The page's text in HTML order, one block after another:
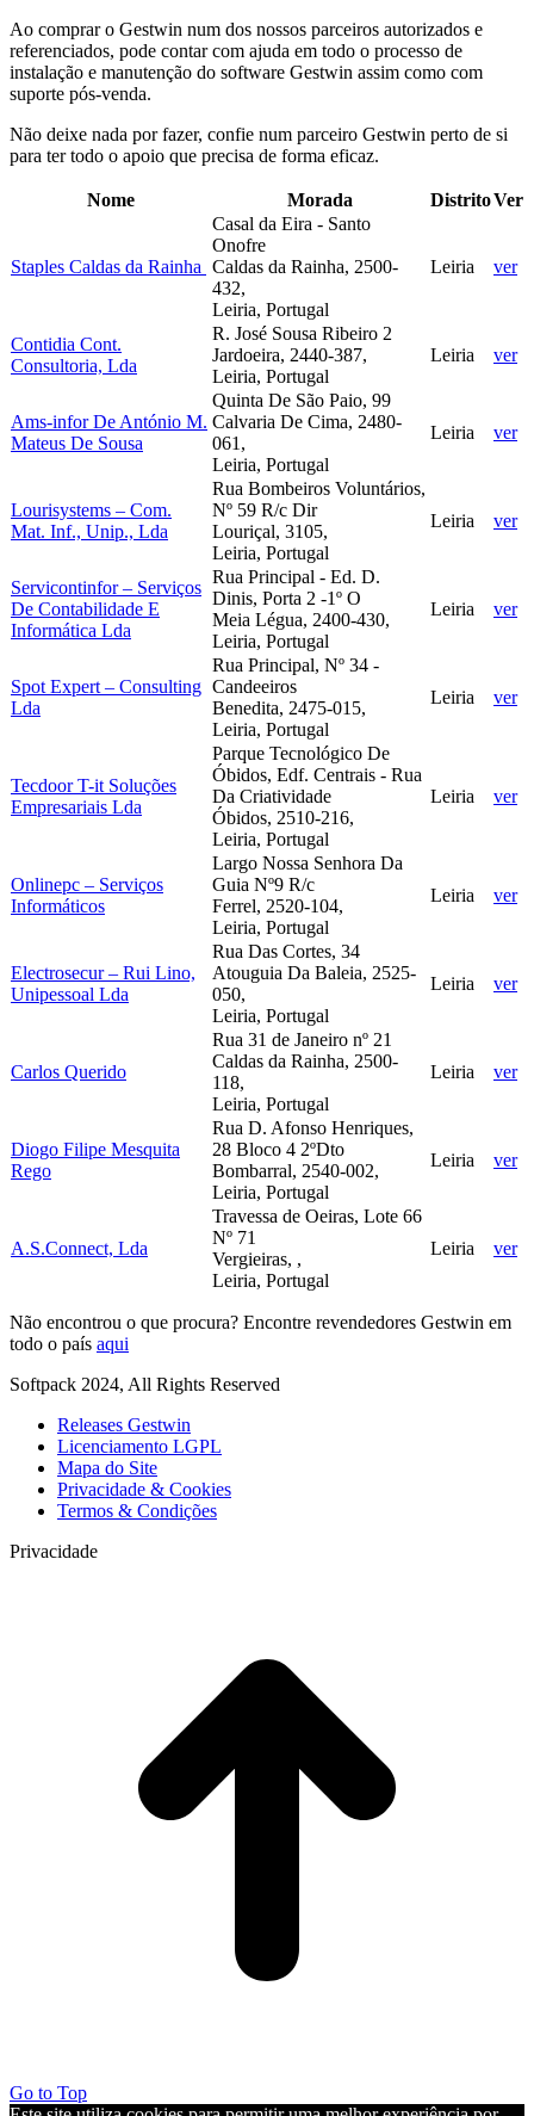
Ao comprar o Gestwin num dos nossos parceiros autorizados e
referenciados, pode contar com ajuda em todo o processo de
instalação e manutenção do software Gestwin assim como com
suporte pós-venda.
Não deixe nada por fazer, confie num parceiro Gestwin perto de si
para ter todo o apoio que precisa de forma eficaz.
Nome Morada DistritoVer
Staples Caldas da Rainha
Casal da Eira - Santo
Onofre
Caldas da Rainha, 2500-
432,
Leiria, Portugal
Leiria ver
Contidia Cont.
Consultoria, Lda
R. José Sousa Ribeiro 2
Jardoeira, 2440-387,
Leiria, Portugal
Leiria ver
Ams-infor De António M.
Mateus De Sousa
Quinta De São Paio, 99
Calvaria De Cima, 2480-
061,
Leiria, Portugal
Leiria ver
Lourisystems – Com.
Mat. Inf., Unip., Lda
Rua Bombeiros Voluntários,
Nº 59 R/c Dir
Louriçal, 3105,
Leiria, Portugal
Leiria ver
Servicontinfor – Serviços
De Contabilidade E
Informática Lda
Rua Principal - Ed. D.
Dinis, Porta 2 -1º O
Meia Légua, 2400-430,
Leiria, Portugal
Leiria ver
Spot Expert – Consulting
Lda
Rua Principal, Nº 34 -
Candeeiros
Benedita, 2475-015,
Leiria, Portugal
Leiria ver
Tecdoor T-it Soluções
Empresariais Lda
Parque Tecnológico De
Óbidos, Edf. Centrais - Rua
Da Criatividade
Óbidos, 2510-216,
Leiria, Portugal
Leiria ver
Onlinepc – Serviços
Informáticos
Largo Nossa Senhora Da
Guia Nº9 R/c
Ferrel, 2520-104,
Leiria, Portugal
Leiria ver
Electrosecur – Rui Lino,
Unipessoal Lda
Rua Das Cortes, 34
Atouguia Da Baleia, 2525-
050,
Leiria, Portugal
Leiria ver
Carlos Querido
Rua 31 de Janeiro nº 21
Caldas da Rainha, 2500-
118,
Leiria, Portugal
Leiria ver
Diogo Filipe Mesquita
Rego
Rua D. Afonso Henriques,
28 Bloco 4 2ºDto
Bombarral, 2540-002,
Leiria, Portugal
Leiria ver
A.S.Connect, Lda
Travessa de Oeiras, Lote 66
Nº 71
Vergieiras, ,
Leiria, Portugal
Leiria ver
Não encontrou o que procura? Encontre revendedores Gestwin em
todo o país aqui
Softpack 2024, All Rights Reserved
Releases Gestwin
Licenciamento LGPL
Mapa do Site
Privacidade & Cookies
Termos & Condições
Privacidade
Go to Top